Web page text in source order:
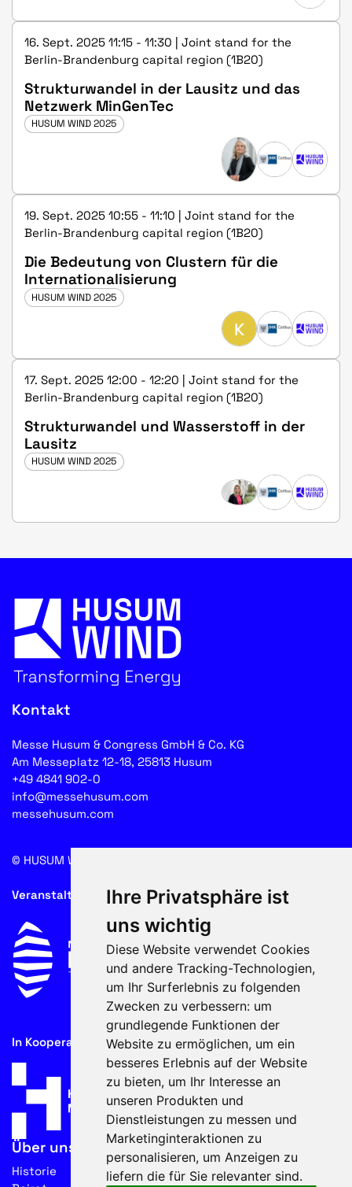
Ihre Privatsphäre ist
uns wichtig
Diese Website verwendet Cookies
und andere Tracking-Technologien,
um Ihr Surferlebnis zu folgenden
Zwecken zu verbessern: um
grundlegende Funktionen der
Website zu ermöglichen, um ein
besseres Erlebnis auf der Website
zu bieten, um Ihr Interesse an
unseren Produkten und
Dienstleistungen zu messen und
Marketinginteraktionen zu
personalisieren, um Anzeigen zu
liefern die für Sie relevanter sind.
16. Sept. 2025 11:15 - 11:30 | Joint stand for the
Berlin-Brandenburg capital region (1B20)
Strukturwandel in der Lausitz und das
Netzwerk MinGenTec
HUSUM WIND 2025
19. Sept. 2025 10:55 - 11:10 | Joint stand for the
Berlin-Brandenburg capital region (1B20)
Die Bedeutung von Clustern für die
Internationalisierung
HUSUM WIND 2025
K
17. Sept. 2025 12:00 - 12:20 | Joint stand for the
Berlin-Brandenburg capital region (1B20)
Strukturwandel und Wasserstoff in der
Lausitz
HUSUM WIND 2025
Kontakt
Messe Husum & Congress GmbH & Co. KG
Am Messeplatz 12-18, 25813 Husum
+49 4841 902-0
info@messehusum.com
messehusum.com
© HUSUM WIND 2026
Veranstalter
In Kooperation mit
Über uns
Historie